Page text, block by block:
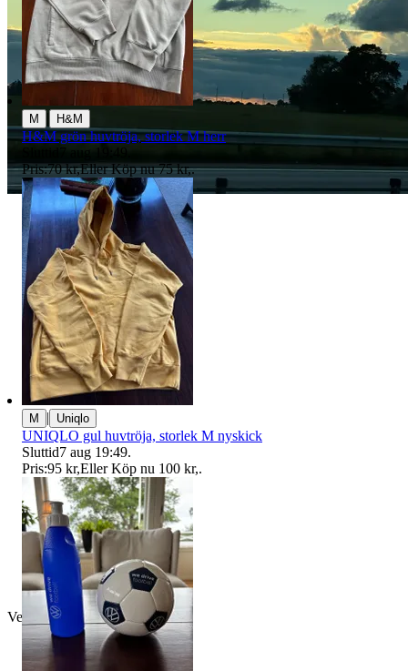
Verifierad
M | H&M
H&M grön huvtröja, storlek M herr
7 aug 19:49
Pris:70 kr,Eller Köp nu 75 kr,.
M | Uniqlo
UNIQLO gul huvtröja, storlek M nyskick
Sluttid7 aug 19:49.
Pris:95 kr,Eller Köp nu 100 kr,.